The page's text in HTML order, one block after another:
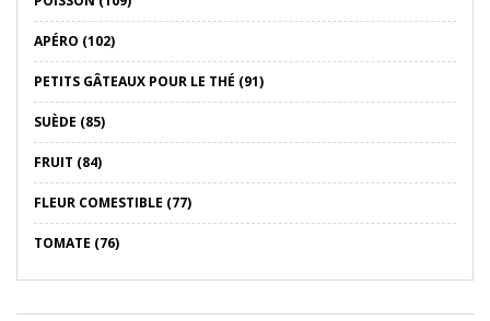
APÉRO (102)
PETITS GÂTEAUX POUR LE THÉ (91)
SUÈDE (85)
FRUIT (84)
FLEUR COMESTIBLE (77)
TOMATE (76)